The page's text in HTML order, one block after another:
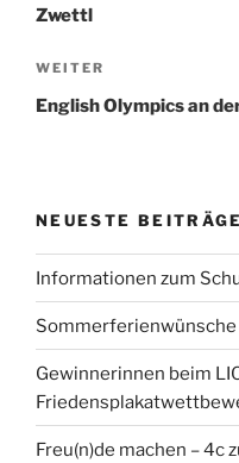
Zwettl
Nächster
Beitrag
WEITER
English Olympics an
NEUESTE BEITRÄGE
Informationen zum
Sommerferienwünsche
Gewinnerinnen beim
Freu(n)de machen – 4c